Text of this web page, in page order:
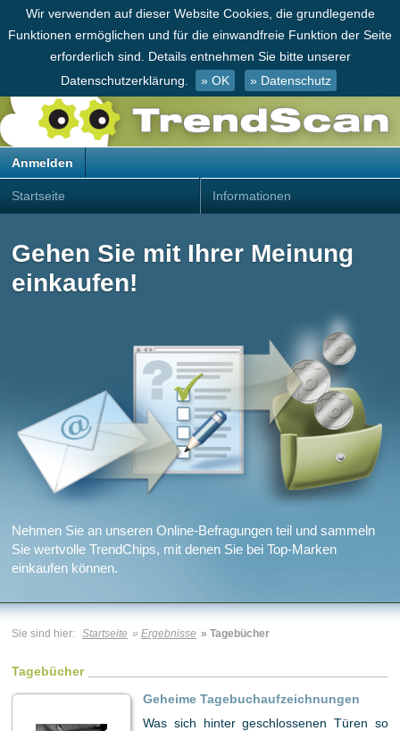
Wir verwenden auf dieser Website Cookies, die grundlegende
Funktionen ermöglichen und für die einwandfreie Funktion der Seite
erforderlich sind. Details entnehmen Sie bitte unserer
Datenschutzerklärung.
» OK » Datenschutz
Anmelden
Startseite Informationen
Gehen Sie mit Ihrer Meinung
einkaufen!
Nehmen Sie an unseren Online-Befragungen teil und sammeln
Sie wertvolle TrendChips, mit denen Sie bei Top-Marken
einkaufen können.
Sie sind hier: Startseite » Ergebnisse » Tagebücher
Tagebücher
Geheime Tagebuchaufzeichnungen
Was sich hinter geschlossenen Türen so